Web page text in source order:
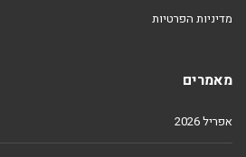
מדיניות הפרטיות
מאמרים
אפריל 2026